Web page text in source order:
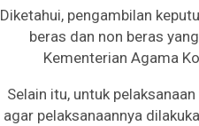
Diketahui, pengambilan
beras dan non beras
Kementerian Agama
Selain itu, untuk
agar pelaksanaannya